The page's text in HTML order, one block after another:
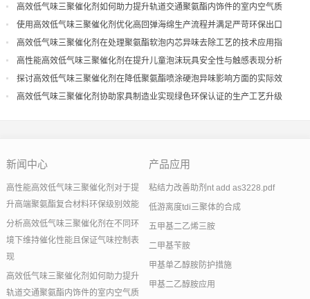
现
高效低气味三聚催化剂如何助力提升轨道交通聚氨酯内饰件的室内空气质
量
使用高效低气味三聚催化剂优化高回弹海绵生产流程并满足严苛环保出口
高效低气味三聚催化剂在处理聚氨酯软泡内芯异味去除工艺的技术应用指
导
高性能高效低气味三聚催化剂在提升儿童泡沫玩具安全性与触感表现分析
探讨高效低气味三聚催化剂在降低聚氨酯喷涂硬泡异味影响方面的实际效
果
高效低气味三聚催化剂协助家具制造业实现绿色环保认证的生产工艺升级
新闻中心
高性能高效低气味三聚催化剂对于提
升高端聚氨酯复合材料环保级别效能
分析高效低气味三聚催化剂在不同环
境下维持催化性能且保证气味控制表
现
高效低气味三聚催化剂如何助力提升
轨道交通聚氨酯内饰件的室内空气质
产品应用
粘结力改善助剂nt add as3228.pdf
低游离度tdi三聚体的合成
五甲基二乙烯三胺
二甲基苄胺
甲基单乙醇胺防护措施
甲基二乙醇胺应用